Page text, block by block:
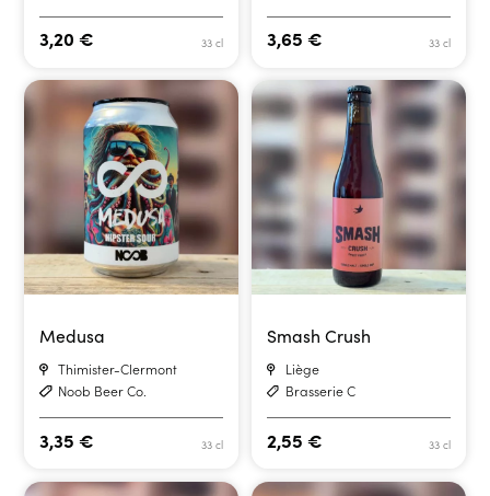
33 cl
3,20€ 33 cl
3,65 €
Medusa
Thimister-Clermont
Noob Beer Co.
33 cl
3,35€
Smash Crush
Liège
Brasserie C
33 cl
2,55 €